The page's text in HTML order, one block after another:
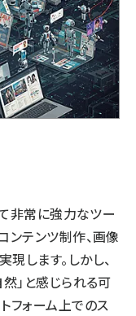
非常に強力なツー
ンテンツ制作、画像
します。しかし、
」と感じられる可
フォーム上でのス